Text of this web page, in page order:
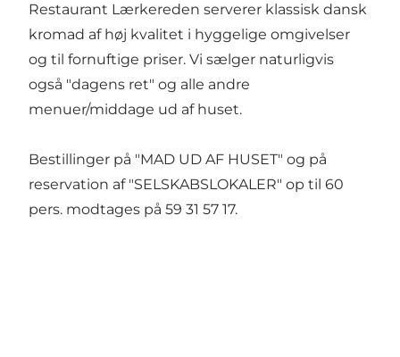
Restaurant Lærkereden serverer klassisk dansk
kromad af høj kvalitet i hyggelige omgivelser
og til fornuftige priser. Vi sælger naturligvis
også "dagens ret" og alle andre
menuer/middage ud af huset.
Bestillinger på "MAD UD AF HUSET" og på
reservation af "SELSKABSLOKALER" op til 60
pers. modtages på 59 31 57 17.